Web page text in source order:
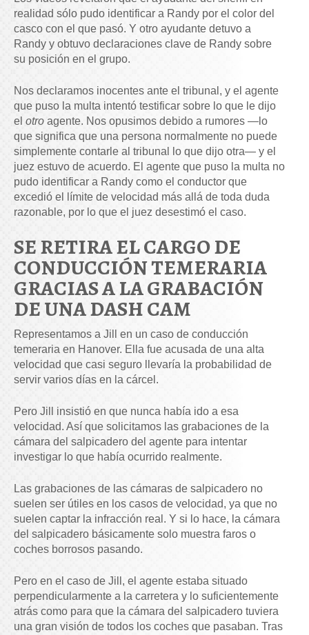
realidad sólo pudo identificar a Randy por el color del
casco con el que pasó. Y otro ayudante detuvo a
Randy y obtuvo declaraciones clave de Randy sobre
su posición en el grupo.
Nos declaramos inocentes ante el tribunal, y el agente
que puso la multa intentó testificar sobre lo que le dijo
el otro agente. Nos opusimos debido a rumores —lo
que significa que una persona normalmente no puede
simplemente contarle al tribunal lo que dijo otra— y el
juez estuvo de acuerdo. El agente que puso la multa no
pudo identificar a Randy como el conductor que
excedió el límite de velocidad más allá de toda duda
razonable, por lo que el juez desestimó el caso.
SE RETIRA EL CARGO DE
CONDUCCIÓN TEMERARIA
GRACIAS A LA GRABACIÓN
DE UNA DASH CAM
Representamos a Jill en un caso de conducción
temeraria en Hanover. Ella fue acusada de una alta
velocidad que casi seguro llevaría la probabilidad de
servir varios días en la cárcel.
Pero Jill insistió en que nunca había ido a esa
velocidad. Así que solicitamos las grabaciones de la
cámara del salpicadero del agente para intentar
investigar lo que había ocurrido realmente.
Las grabaciones de las cámaras de salpicadero no
suelen ser útiles en los casos de velocidad, ya que no
suelen captar la infracción real. Y si lo hace, la cámara
del salpicadero básicamente solo muestra faros o
coches borrosos pasando.
Pero en el caso de Jill, el agente estaba situado
perpendicularmente a la carretera y lo suficientemente
atrás como para que la cámara del salpicadero tuviera
una gran visión de todos los coches que pasaban. Tras